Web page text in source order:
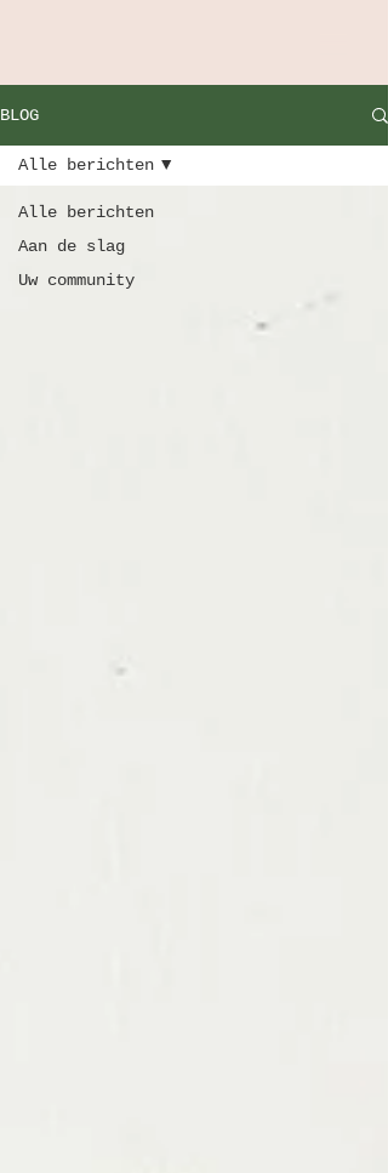
BLOG
Alle berichten
Aan de slag
Uw community
Alle berichten